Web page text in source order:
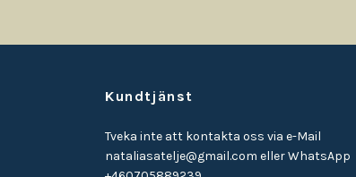
Kundtjänst
Tveka inte att kontakta oss via e-Mail
nataliasatelje@gmail.com eller WhatsApp